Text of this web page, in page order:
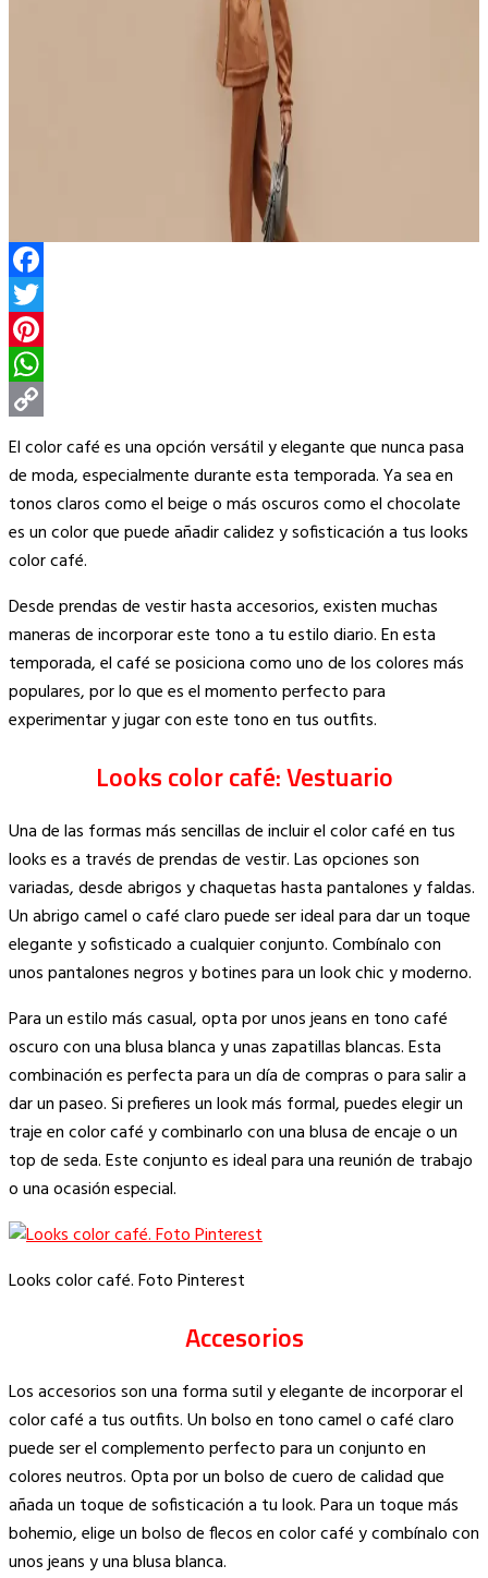
Facebook
Twitter
Pinterest
WhatsApp
Copy
Link
El color café es una opción versátil y elegante que nunca pasa
de moda, especialmente durante esta temporada. Ya sea en
tonos claros como el beige o más oscuros como el chocolate
es un color que puede añadir calidez y sofisticación a tus looks
color café.
Desde prendas de vestir hasta accesorios, existen muchas
maneras de incorporar este tono a tu estilo diario. En esta
temporada, el café se posiciona como uno de los colores más
populares, por lo que es el momento perfecto para
experimentar y jugar con este tono en tus outfits.
Looks color café: Vestuario
Una de las formas más sencillas de incluir el color café en tus
looks es a través de prendas de vestir. Las opciones son
variadas, desde abrigos y chaquetas hasta pantalones y faldas.
Un abrigo camel o café claro puede ser ideal para dar un toque
elegante y sofisticado a cualquier conjunto. Combínalo con
unos pantalones negros y botines para un look chic y moderno.
Para un estilo más casual, opta por unos jeans en tono café
oscuro con una blusa blanca y unas zapatillas blancas. Esta
combinación es perfecta para un día de compras o para salir a
dar un paseo. Si prefieres un look más formal, puedes elegir un
traje en color café y combinarlo con una blusa de encaje o un
top de seda. Este conjunto es ideal para una reunión de trabajo
o una ocasión especial.
Looks color café. Foto Pinterest
Accesorios
Los accesorios son una forma sutil y elegante de incorporar el
color café a tus outfits. Un bolso en tono camel o café claro
puede ser el complemento perfecto para un conjunto en
colores neutros. Opta por un bolso de cuero de calidad que
añada un toque de sofisticación a tu look. Para un toque más
bohemio, elige un bolso de flecos en color café y combínalo con
unos jeans y una blusa blanca.